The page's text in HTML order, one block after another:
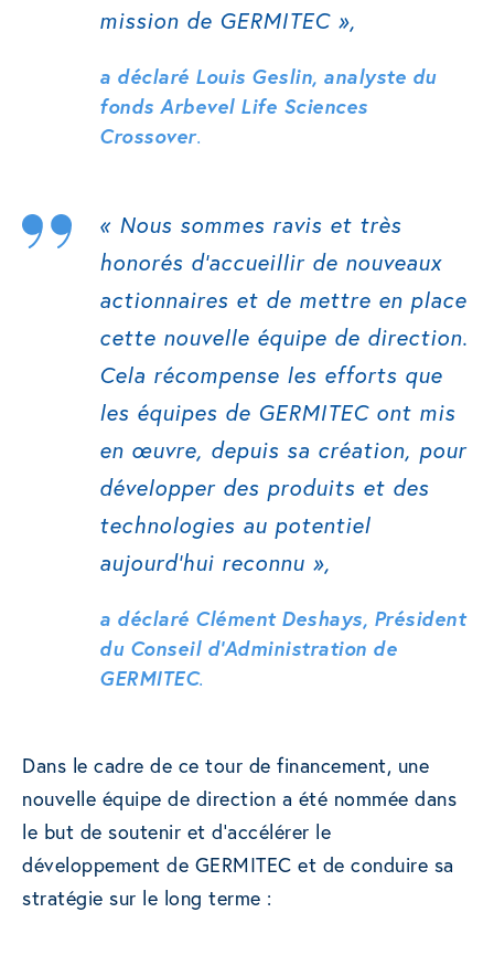
mission de GERMITEC »,
a déclaré Louis Geslin, analyste du
fonds Arbevel Life Sciences
Crossover.
« Nous sommes ravis et très
honorés d’accueillir de nouveaux
actionnaires et de mettre en place
cette nouvelle équipe de direction.
Cela récompense les efforts que
les équipes de GERMITEC ont mis
en œuvre, depuis sa création, pour
développer des produits et des
technologies au potentiel
aujourd’hui reconnu »,
a déclaré Clément Deshays, Président
du Conseil d’Administration de
GERMITEC.
Dans le cadre de ce tour de financement, une
nouvelle équipe de direction a été nommée dans
le but de soutenir et d’accélérer le
développement de GERMITEC et de conduire sa
stratégie sur le long terme :